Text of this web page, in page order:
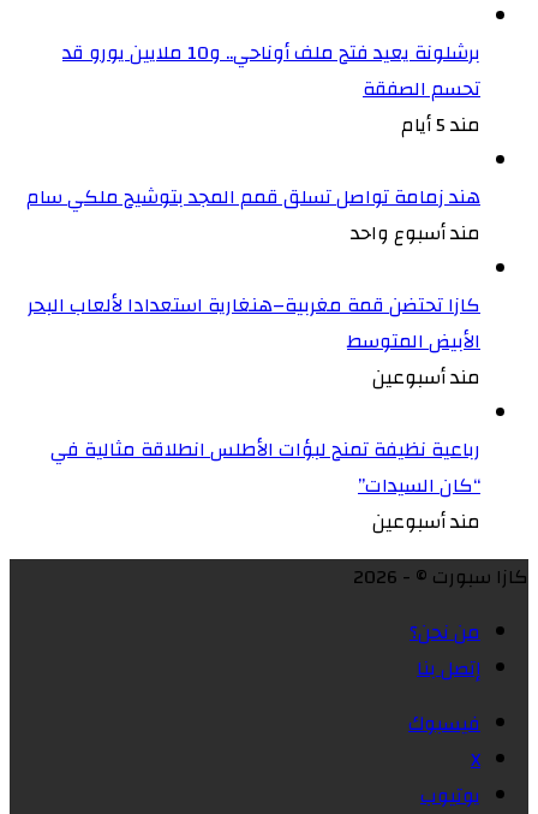
برشلونة يعيد فتح ملف أوناحي.. و10 ملايين يورو قد
تحسم الصفقة
مند 5 أيام
هند زمامة تواصل تسلق قمم المجد بتوشيح ملكي سام
مند أسبوع واحد
كازا تحتضن قمة مغربية–هنغارية استعدادا لألعاب البحر
الأبيض المتوسط
مند أسبوعين
رباعية نظيفة تمنح لبؤات الأطلس انطلاقة مثالية في
“كان السيدات”
مند أسبوعين
كازا سبورت © - 2026
من نحن؟
إتصل بنا
فيسبوك
X
يوتيوب